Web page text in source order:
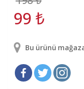
99 ₺
Bu ürünü